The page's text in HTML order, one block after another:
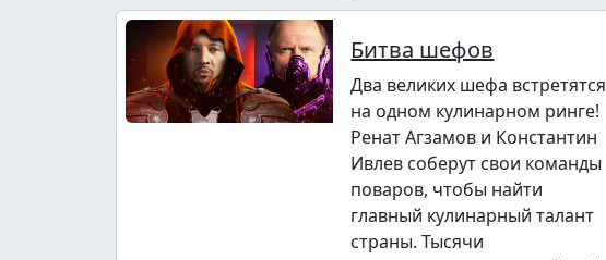
Битва шефов
Два великих шефа встретятся
на одном кулинарном ринге!
Ренат Агзамов и Константин
Ивлев соберут свои команды
поваров, чтобы найти
главный кулинарный талант
страны. Тысячи